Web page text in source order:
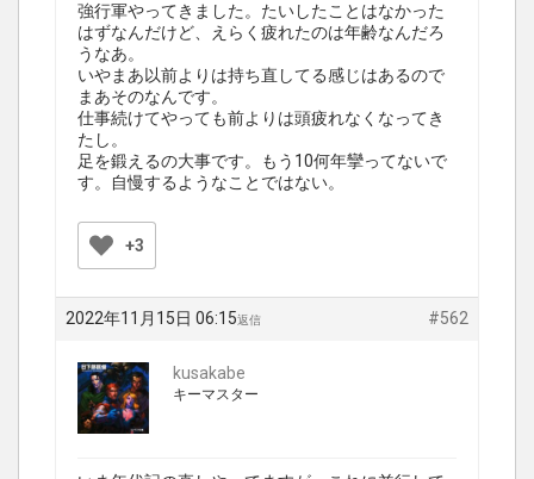
強行軍やってきました。たいしたことはなかった
はずなんだけど、えらく疲れたのは年齢なんだろ
うなあ。
いやまあ以前よりは持ち直してる感じはあるので
まあそのなんです。
仕事続けてやっても前よりは頭疲れなくなってき
たし。
足を鍛えるの大事です。もう10何年攣ってないで
す。自慢するようなことではない。
+3
2022年11月15日 06:15 #562
返信
kusakabe
キーマスター